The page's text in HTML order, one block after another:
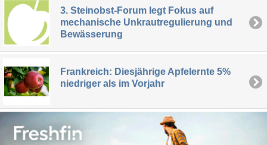
3. Steinobst-Forum legt Fokus auf
mechanische Unkrautregulierung und
Bewässerung
Frankreich: Diesjährige Apfelernte 5%
niedriger als im Vorjahr